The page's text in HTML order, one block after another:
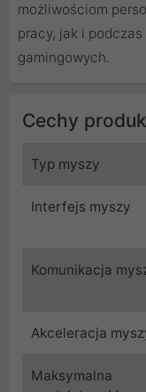
możliwościom
pracy, jak i
gamingowych.
Cechy
Typ myszy
Interfejs myszy
Komunikacja
Akceleracja
Maksymalna